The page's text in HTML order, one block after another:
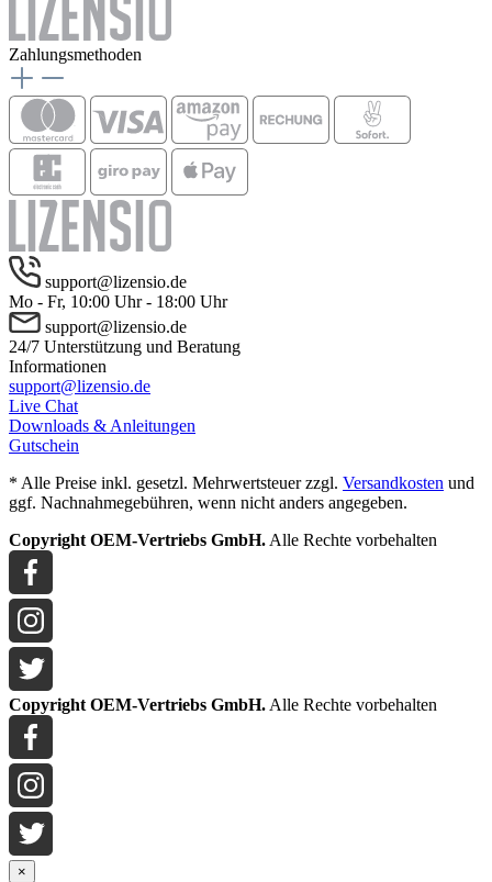
Zahlungsmethoden
support@lizensio.de
Mo - Fr, 10:00 Uhr - 18:00 Uhr
support@lizensio.de
24/7 Unterstützung und Beratung
Informationen
support@lizensio.de
Live Chat
Downloads & Anleitungen
Gutschein
* Alle Preise inkl. gesetzl. Mehrwertsteuer zzgl. Versandkosten und
ggf. Nachnahmegebühren, wenn nicht anders angegeben.
Copyright OEM-Vertriebs GmbH. Alle Rechte vorbehalten
Copyright OEM-Vertriebs GmbH. Alle Rechte vorbehalten
×